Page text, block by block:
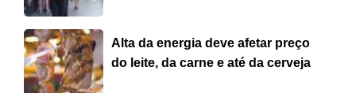
Alta da energia deve afetar preço
do leite, da carne e até da cerveja